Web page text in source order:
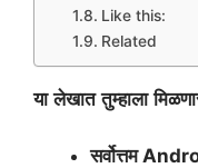
Like this:
Related
या लेखात तुम्हाला
सर्वोत्तम